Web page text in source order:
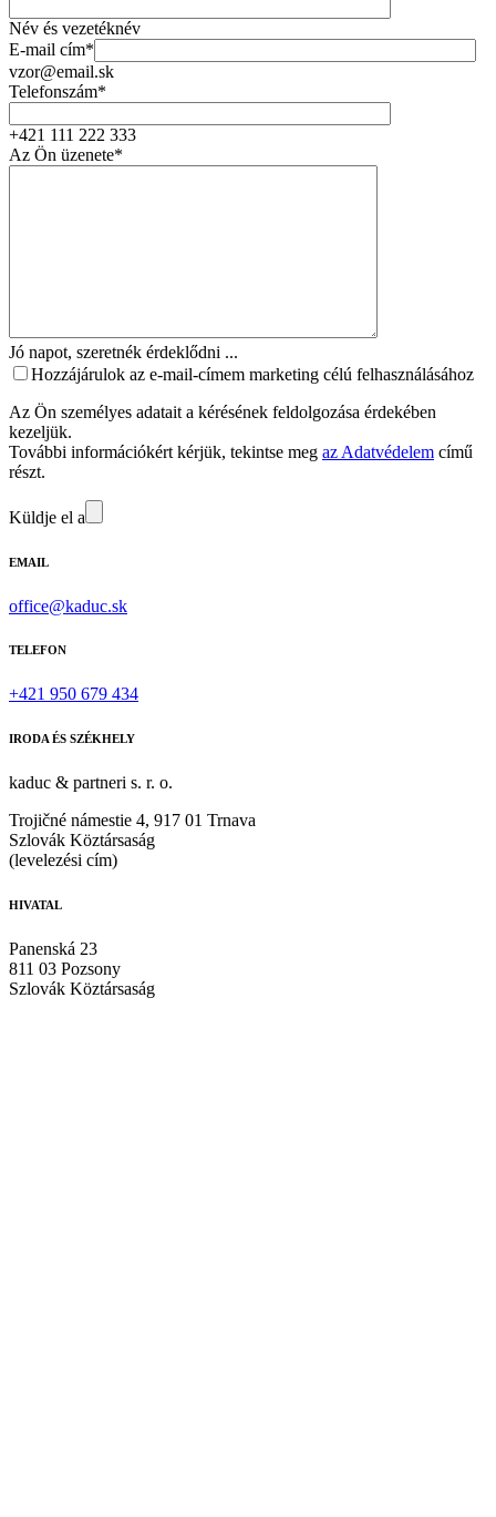
Név és vezetéknév
E-mail cím*
vzor@email.sk
Telefonszám*
+421 111 222 333
Az Ön üzenete*
Jó napot, szeretnék érdeklődni ...
Hozzájárulok az e-mail-címem marketing célú felhasználásához
Az Ön személyes adatait a kérésének feldolgozása érdekében
kezeljük.
További információkért kérjük, tekintse meg az Adatvédelem című
részt.
Küldje el a
EMAIL
office@kaduc.sk
TELEFON
+421 950 679 434
IRODA ÉS SZÉKHELY
kaduc & partneri s. r. o.
Trojičné námestie 4, 917 01 Trnava
Szlovák Köztársaság
(levelezési cím)
HIVATAL
Panenská 23
811 03 Pozsony
Szlovák Köztársaság